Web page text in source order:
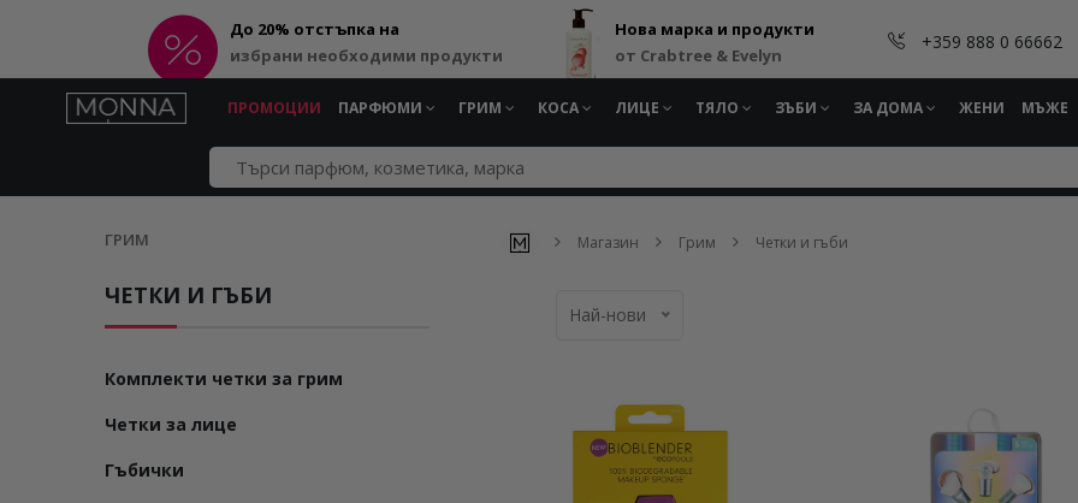
До 20% отстъпка на
избрани необходими продукти
Нова марка и продукти
от Crabtree & Evelyn
+359 888 0 66662
ПРОМОЦИИ ПАРФЮМИ ГРИМ КОСА ЛИЦЕ ТЯЛО ЗЪБИ ЗА ДОМА ЖЕНИ МЪЖЕ
ГРИМ
ЧЕТКИ И ГЪБИ
Комплекти четки за грим
Четки за лице
Гъбички
Магазин Грим Четки и гъби
Най-нови